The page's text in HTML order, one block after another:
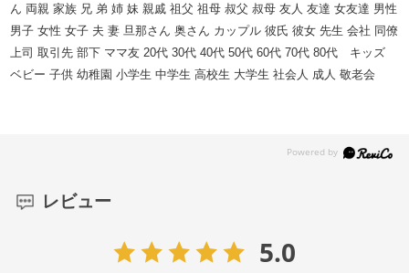
ん 両親 家族 兄 弟 姉 妹 親戚 祖父 祖母 叔父 叔母 友人 友達 女友達 男性
男子 女性 女子 夫 妻 旦那さん 奥さん カップル 彼氏 彼女 先生 会社 同僚
上司 取引先 部下 ママ友 20代 30代 40代 50代 60代 70代 80代 キッズ
ベビー 子供 幼稚園 小学生 中学生 高校生 大学生 社会人 成人 敬老会
レビュー
5.0